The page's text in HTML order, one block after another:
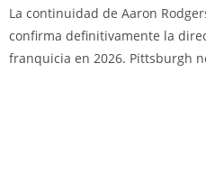
La continuidad de Aaron
confirma definitivamente la
franquicia en 2026. Pittsburgh